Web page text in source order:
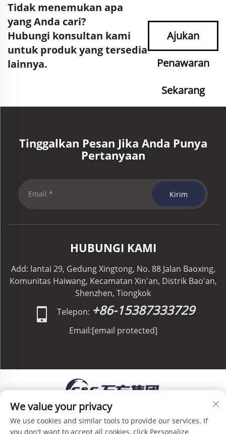
Tidak menemukan apa
yang Anda cari?
Hubungi konsultan kami
untuk produk yang tersedia
lainnya.
Ajukan
Penawaran
Sekarang
Tinggalkan Pesan Jika Anda Punya
Pertanyaan
Kirim
HUBUNGI KAMI
Add: lantai 29, Gedung Xingtong, No. 88 Jalan Baoxing,
Komunitas Haiwang, Kecamatan Xin'an, Distrik Bao'an,
Shenzhen, Tiongkok
Telepon: +86-15387333729
Email:[email protected]
Hak Cipta © C&C GLOBAL Logistics Co., Limited. Hak
Cipta Dilindungi Undang-Undang - Kebijakan Privasi
We value your privacy
We use cookies and similar tools to provide our services. If
you don't want to accept all cookies, click Personalize